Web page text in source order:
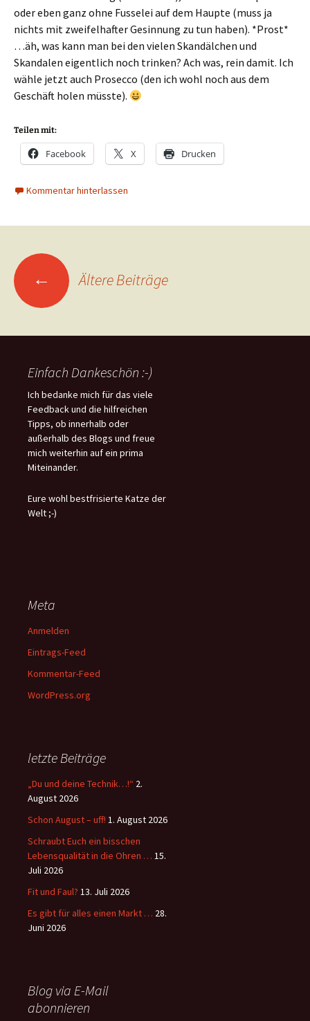
oder eben ganz ohne Fusselei auf dem Haupte (muss ja
nichts mit zweifelhafter Gesinnung zu tun haben). *Prost*
…äh, was kann man bei den vielen Skandälchen und
Skandalen eigentlich noch trinken? Ach was, rein damit. Ich
wähle jetzt auch Prosecco (den ich wohl noch aus dem
Geschäft holen müsste).
Teilen mit:
Facebook X Drucken
Kommentar hinterlassen
Beitragsnavigation
← Ältere Beiträge
Einfach Dankeschön :-)
Ich bedanke mich für das viele
Feedback und die hilfreichen
Tipps, ob innerhalb oder
außerhalb des Blogs und freue
mich weiterhin auf ein prima
Miteinander.
Eure wohl bestfrisierte Katze der
Welt ;-)
Meta
Anmelden
Eintrags-Feed
Kommentar-Feed
WordPress.org
letzte Beiträge
„Du und deine Technik…!“ 2.
August 2026
Schon August – uff! 1. August 2026
Schraubt Euch ein bisschen
Lebensqualität in die Ohren … 15.
Juli 2026
Fit und Faul? 13. Juli 2026
Es gibt für alles einen Markt … 28.
Juni 2026
Blog via E-Mail
abonnieren